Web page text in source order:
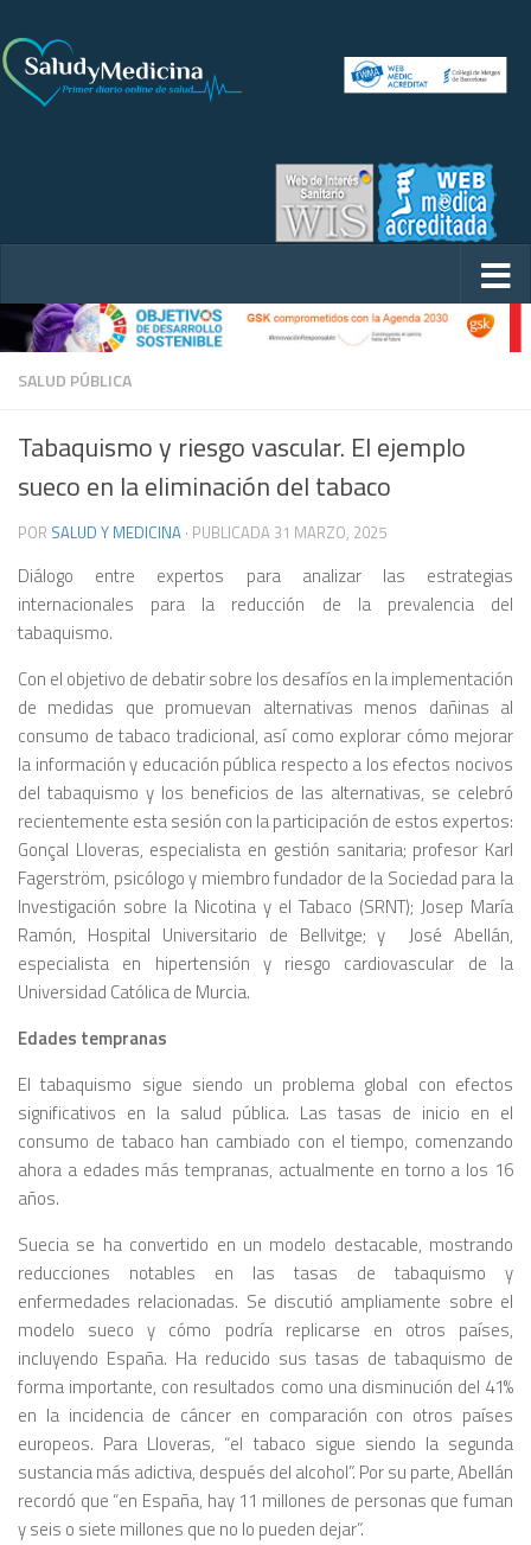
SALUD PÚBLICA
Tabaquismo y riesgo vascular. El ejemplo
sueco en la eliminación del tabaco
POR SALUD Y MEDICINA · PUBLICADA 31 MARZO, 2025
Diálogo entre expertos para analizar las estrategias
internacionales para la reducción de la prevalencia del
tabaquismo.
Con el objetivo de debatir sobre los desafíos en la implementación
de medidas que promuevan alternativas menos dañinas al
consumo de tabaco tradicional, así como explorar cómo mejorar
la información y educación pública respecto a los efectos nocivos
del tabaquismo y los beneficios de las alternativas, se celebró
recientemente esta sesión con la participación de estos expertos:
Gonçal Lloveras, especialista en gestión sanitaria; profesor Karl
Fagerström, psicólogo y miembro fundador de la Sociedad para la
Investigación sobre la Nicotina y el Tabaco (SRNT); Josep María
Ramón, Hospital Universitario de Bellvitge; y
José Abellán,
especialista en hipertensión y riesgo cardiovascular de la
Universidad Católica de Murcia.
Edades tempranas
El tabaquismo sigue siendo un problema global con efectos
significativos en la salud pública. Las tasas de inicio en el
consumo de tabaco han cambiado con el tiempo, comenzando
ahora a edades más tempranas, actualmente en torno a los 16
años.
Suecia se ha convertido en un modelo destacable, mostrando
reducciones notables en las tasas de tabaquismo y
enfermedades relacionadas. Se discutió ampliamente sobre el
modelo sueco y cómo podría replicarse en otros países,
incluyendo España. Ha reducido sus tasas de tabaquismo de
forma importante, con resultados como una disminución del 41%
en la incidencia de cáncer en comparación con otros países
europeos. Para Lloveras, “el tabaco sigue siendo la segunda
sustancia más adictiva, después del alcohol”. Por su parte, Abellán
recordó que “en España, hay 11 millones de personas que fuman
y seis o siete millones que no lo pueden dejar”.